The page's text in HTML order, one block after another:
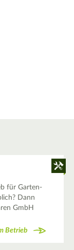
für Garten-
Dann
GmbH
Betrieb